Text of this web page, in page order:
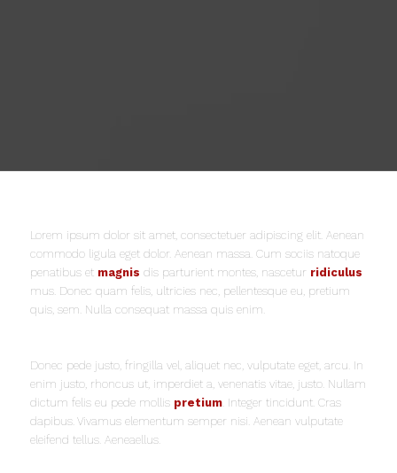
Lorem ipsum dolor sit amet, consectetuer adipiscing elit. Aenean
commodo ligula eget dolor. Aenean massa. Cum sociis natoque
penatibus et magnis dis parturient montes, nascetur ridiculus
mus. Donec quam felis, ultricies nec, pellentesque eu, pretium
quis, sem. Nulla consequat massa quis enim.
Donec pede justo, fringilla vel, aliquet nec, vulputate eget, arcu. In
enim justo, rhoncus ut, imperdiet a, venenatis vitae, justo. Nullam
dictum felis eu pede mollis pretium. Integer tincidunt. Cras
dapibus. Vivamus elementum semper nisi. Aenean vulputate
eleifend tellus. Aeneaellus.